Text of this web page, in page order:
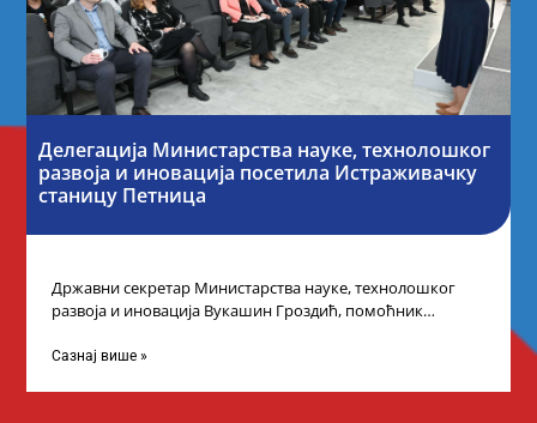
Делегација Министарства науке, технолошког
развоја и иновација посетила Истраживачку
станицу Петница
Државни секретар Министарства науке, технолошког
развоја и иновација Вукашин Гроздић, помоћник
промоцију
Сазнај више »